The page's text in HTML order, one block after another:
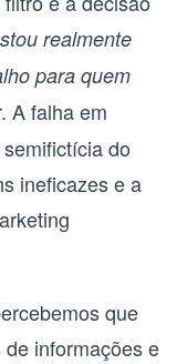
realmente
para quem
A falha em
do
ineficazes e a
que
informações e